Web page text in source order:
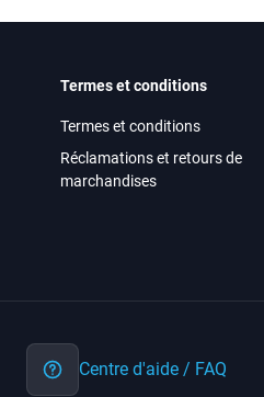
Termes et conditions
Termes et conditions
Réclamations et retours de
marchandises
Centre d'aide / FAQ